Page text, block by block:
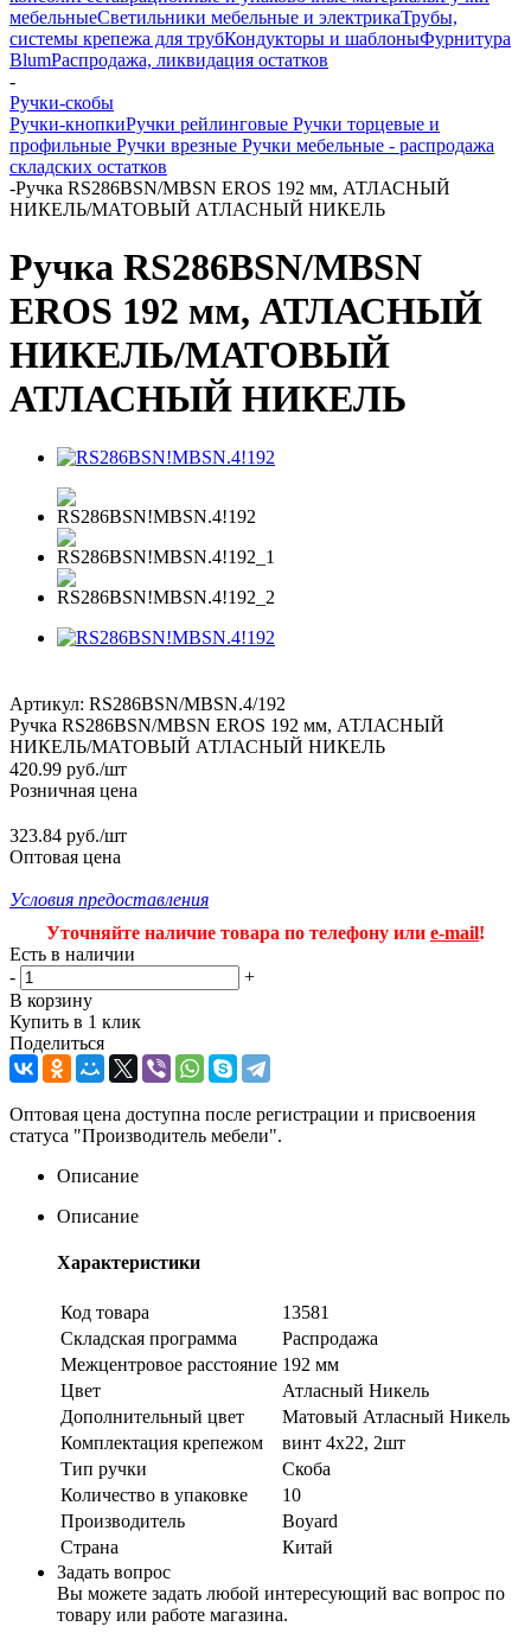
мебельныеСветильники мебельные и электрикаТрубы,
системы крепежа для трубКондукторы и шаблоныФурнитура
BlumРаспродажа, ликвидация остатков
-
Ручки-скобы
Ручки-кнопкиРучки рейлинговые Ручки торцевые и
профильные Ручки врезные Ручки мебельные - распродажа
складских остатков
-Ручка RS286BSN/MBSN EROS 192 мм, АТЛАСНЫЙ
НИКЕЛЬ/МАТОВЫЙ АТЛАСНЫЙ НИКЕЛЬ
Ручка RS286BSN/MBSN
EROS 192 мм, АТЛАСНЫЙ
НИКЕЛЬ/МАТОВЫЙ
АТЛАСНЫЙ НИКЕЛЬ
Артикул: RS286BSN/MBSN.4/192
Ручка RS286BSN/MBSN EROS 192 мм, АТЛАСНЫЙ
НИКЕЛЬ/МАТОВЫЙ АТЛАСНЫЙ НИКЕЛЬ
420.99 руб./шт
Розничная цена
323.84 руб./шт
Оптовая цена
Условия предоставления
Уточняйте наличие товара по телефону или e-mail!
Есть в наличии
-
+
В корзину
Купить в 1 клик
Поделиться
Оптовая цена доступна после регистрации и присвоения
статуса "Производитель мебели".
Описание
Описание
Характеристики
Код товара
13581
Складская программа
Распродажа
Межцентровое расстояние 192 мм
Цвет
Атласный Никель
Дополнительный цвет
Матовый Атласный Никель
Комплектация крепежом
винт 4х22, 2шт
Тип ручки
Скоба
Количество в упаковке
10
Производитель
Boyard
Страна
Китай
Задать вопрос
Вы можете задать любой интересующий вас вопрос по
товару или работе магазина.